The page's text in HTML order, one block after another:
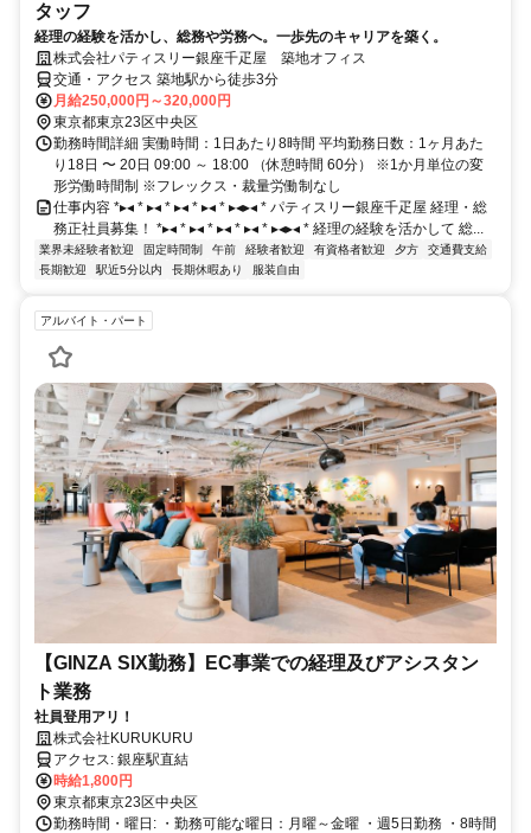
タッフ
経理の経験を活かし、総務や労務へ。一歩先のキャリアを築く。
株式会社パティスリー銀座千疋屋 築地オフィス
交通・アクセス 築地駅から徒歩3分
月給250,000円～320,000円
東京都東京23区中央区
勤務時間詳細 実働時間：1日あたり8時間 平均勤務日数：1ヶ月あた
り18日 〜 20日 09:00 ～ 18:00 （休憩時間 60分） ※1か月単位の変
形労働時間制 ※フレックス・裁量労働制なし
仕事内容 *▸◂ * ▸◂ * ▸◂ * ▸◂ * ▸◂▸◂ * パティスリー銀座千疋屋 経理・総
務正社員募集！ *▸◂ * ▸◂ * ▸◂ * ▸◂ * ▸◂▸◂ * 経理の経験を活かして 総...
業界未経験者歓迎 固定時間制 午前 経験者歓迎 有資格者歓迎 夕方
交通費支給
長期歓迎
駅近5分以内 長期休暇あり 服装自由
アルバイト・パート
【GINZA SIX勤務】EC事業での経理及びアシスタン
ト業務
社員登用アリ！
株式会社KURUKURU
アクセス: 銀座駅直結
時給1,800円
東京都東京23区中央区
勤務時間・曜日: ・勤務可能な曜日：月曜～金曜 ・週5日勤務 ・8時間